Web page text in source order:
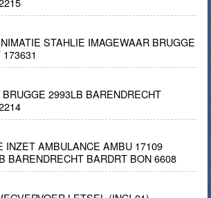
STAHLIE IMAGEWAAR BRUGGE
2993LB BARENDRECHT
INZET AMBULANCE AMBU 17109
BARENDRECHT BARDRT BON 6608